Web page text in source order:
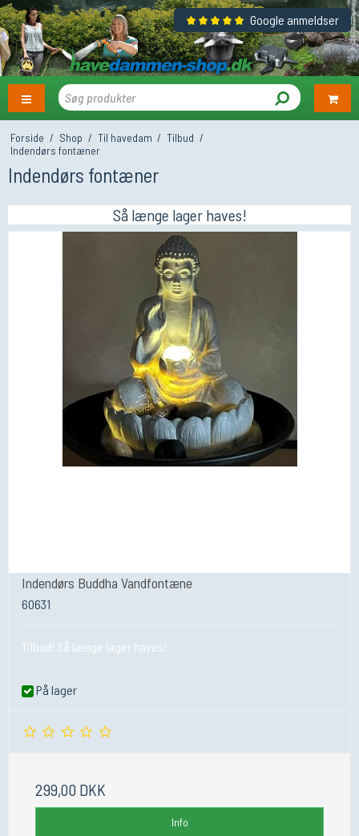
Google anmeldser
Forside / Shop / Til havedam / Tilbud /
Indendørs fontæner
Indendørs fontæner
Så længe lager haves!
Indendørs Buddha Vandfontæne
60631
Tilbud! Så længe lager haves!
På lager
299,00 DKK
Info